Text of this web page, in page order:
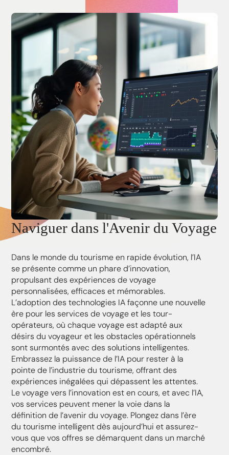
Naviguer dans l'Avenir du Voyage
Dans le monde du tourisme en rapide évolution, l’IA
se présente comme un phare d’innovation,
propulsant des expériences de voyage
personnalisées, efficaces et mémorables.
L’adoption des technologies IA façonne une nouvelle
ère pour les services de voyage et les tour-
opérateurs, où chaque voyage est adapté aux
désirs du voyageur et les obstacles opérationnels
sont surmontés avec des solutions intelligentes.
Embrassez la puissance de l’IA pour rester à la
pointe de l’industrie du tourisme, offrant des
expériences inégalées qui dépassent les attentes.
Le voyage vers l’innovation est en cours, et avec l’IA,
vos services peuvent mener la voie dans la
définition de l’avenir du voyage. Plongez dans l’ère
du tourisme intelligent dès aujourd’hui et assurez-
vous que vos offres se démarquent dans un marché
encombré.